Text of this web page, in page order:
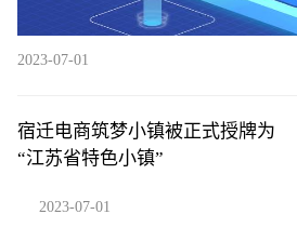
2023-07-01
宿迁电商筑梦小镇被正式授牌为
“江苏省特色小镇”
2023-07-01